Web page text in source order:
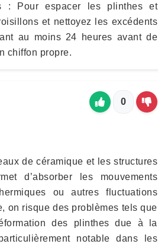
: Pour espacer les plinthes et
et nettoyez les excédents
au moins 24 heures avant de
chiffon propre.
0
de céramique et les structures
d’absorber les mouvements
ou autres fluctuations
on risque des problèmes tels que
des plinthes due à la
notable dans les